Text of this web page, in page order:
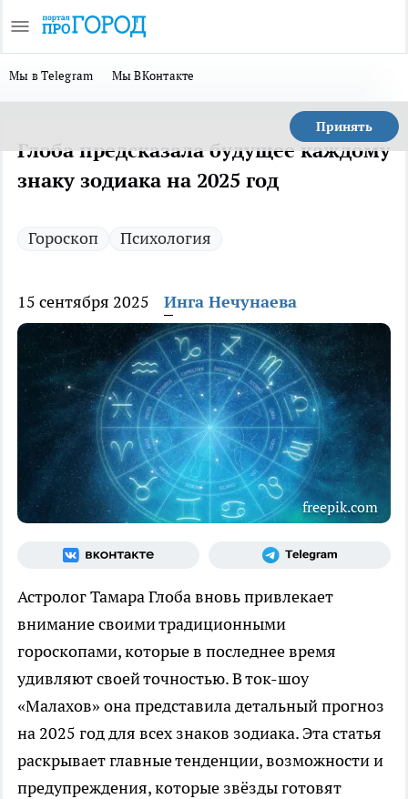
Мы в Telegram Мы ВКонтакте
Принять
Глоба предсказала будущее каждому
знаку зодиака на 2025 год
Гороскоп Психология
15 сентября 2025 Инга Нечунаева
freepik.com
Астролог Тамара Глоба вновь привлекает
внимание своими традиционными
гороскопами, которые в последнее время
удивляют своей точностью. В ток-шоу
«Малахов» она представила детальный прогноз
на 2025 год для всех знаков зодиака. Эта статья
раскрывает главные тенденции, возможности и
предупреждения, которые звёзды готовят